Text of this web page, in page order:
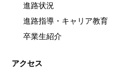
進路状況
進路指導・キャリア教育
卒業生紹介
アクセス